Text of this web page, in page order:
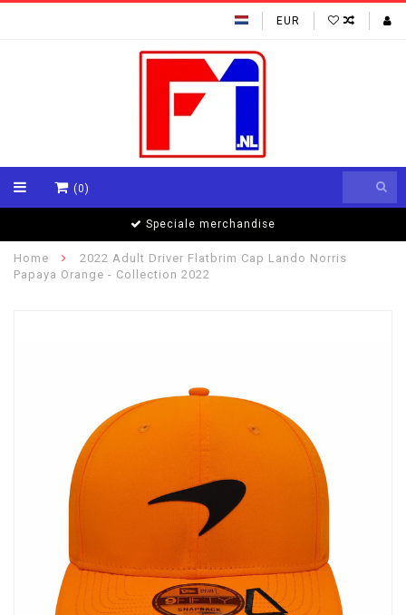
EUR
(0)
Speciale merchandise
Home
2022 Adult Driver Flatbrim Cap Lando Norris
Papaya Orange - Collection 2022